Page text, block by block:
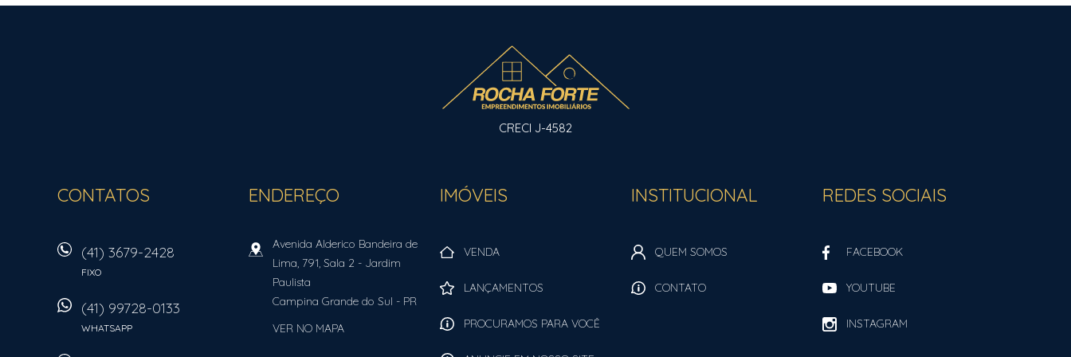
CRECI J-4582
CONTATOS
(41) 3679-2428
FIXO
(41) 99728-0133
WHATSAPP
ENDEREÇO
Avenida Alderico Bandeira de
Lima, 791, Sala 2 - Jardim
Paulista
Campina Grande do Sul - PR
VER NO MAPA
IMÓVEIS
VENDA
LANÇAMENTOS
PROCURAMOS PARA VOCÊ
INSTITUCIONAL
QUEM SOMOS
CONTATO
REDES SOCIAIS
FACEBOOK
YOUTUBE
INSTAGRAM